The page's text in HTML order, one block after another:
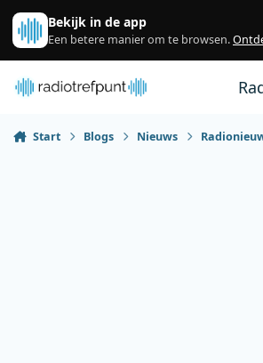
Spring naar bijdragen
Bekijk in de app
Een betere manier om te browsen.
Start Blogs Nieuws